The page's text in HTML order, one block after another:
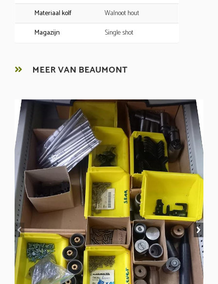
Materiaal kolf
Walnoot hout
Magazijn
Single shot
MEER VAN BEAUMONT
prev